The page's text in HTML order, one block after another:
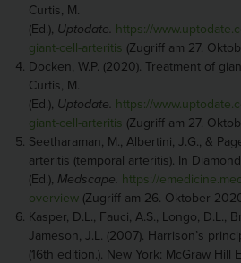
Curtis, M.
(Ed.), Uptodate. https://
giant-cell-arteritis (Zugriff am 27.
Docken, W.P. (2020). Treatment of
Curtis, M.
(Ed.), Uptodate. https://
giant-cell-arteritis (Zugriff am 27.
Seetharaman, M., Albertini, J.G., &
arteritis (temporal arteritis). In
(Ed.), Medscape. https://
overview (Zugriff am 26. Oktober
Kasper, D.L., Fauci, A.S., Longo, D.L.,
Jameson, J.L. (2007). Harrison’s
(16th edition.). New York: McGraw Hill